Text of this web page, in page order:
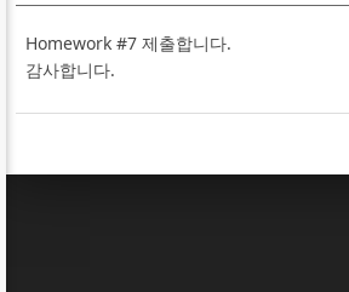
Homework #7 제출합니다.
감사합니다.
Sketchbook5, 스케
Sketchbook5, 스케